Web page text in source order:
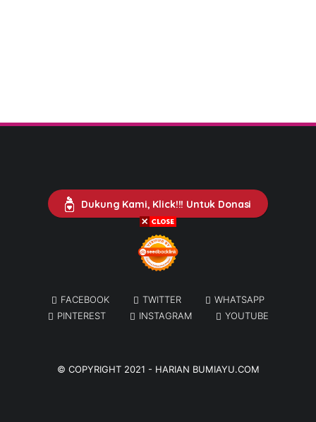
Dukung Kami, Klick!!! Untuk Donasi
FACEBOOK TWITTER
WHATSAPP
PINTEREST
INSTAGRAM YOUTUBE
© COPYRIGHT 2021 - HARIAN BUMIAYU.COM